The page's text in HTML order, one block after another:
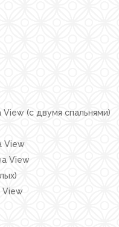
(с двумя спальнями)
View
View
View